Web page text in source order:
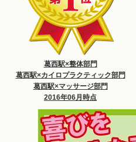
葛西駅×整体部門
葛西駅×カイロプラクティック部門
葛西駅×マッサージ部門
2016年06月時点